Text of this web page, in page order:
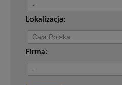
Lokalizacja:
Firma: